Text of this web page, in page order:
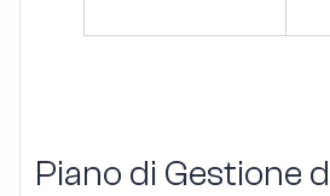
Piano di Gestione